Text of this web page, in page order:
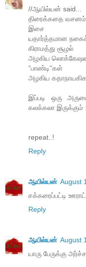
//ஆயில்யன் said...
திரைக்கதை வசனம்
இசை
யதார்த்தமான
கிராமத்து சூழல்
அழகிய லொக்கேஷன்
”பாண்டி”கள்
அழகிய
இப்படி ஒரு
கலக்கலா இருக்கும்
repeat..!
Reply
ஆயில்யன் August
சக்கரைப்பட்டி
Reply
ஆயில்யன் August
யாரு பேருக்கு